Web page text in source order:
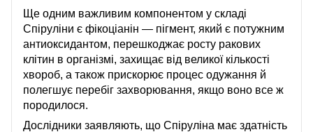
Ще одним важливим компонентом у складі
Спіруліни є фікоціанін — пігмент, який є потужним
антиоксидантом, перешкоджає росту ракових
клітин в організмі, захищає від великої кількості
хвороб, а також прискорює процес одужання й
полегшує перебіг захворювання, якщо воно все ж
породилося.
Дослідники заявляють, що Спіруліна має здатність